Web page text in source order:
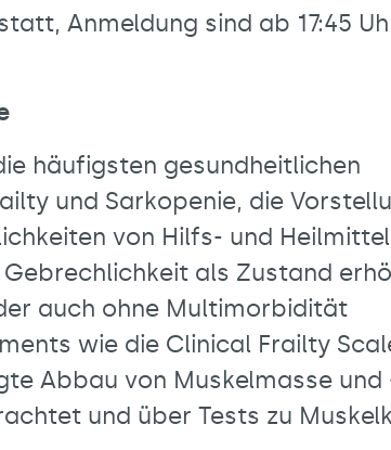
Anmeldung sind ab 17:45
häufigsten gesundheitlichen
und Sarkopenie, die
von Hilfs- und
als Zustand
auch ohne Multimorbidität
wie die Clinical Frailty
Abbau von Muskelmasse und
und über Tests zu